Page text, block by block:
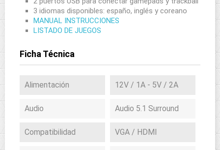
3 idiomas disponibles: españo, inglés y coreano
MANUAL INSTRUCCIONES
LISTADO DE JUEGOS
Ficha Técnica
Alimentación 12V / 1A - 5V / 2A
Audio Audio 5.1 Surround
Compatibilidad VGA / HDMI